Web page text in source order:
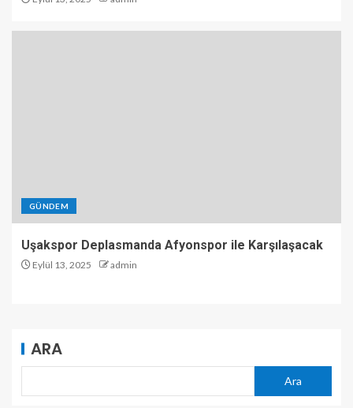
GÜNDEM
Uşakspor Deplasmanda Afyonspor ile Karşılaşacak
Eylül 13, 2025 admin
ARA
Ara